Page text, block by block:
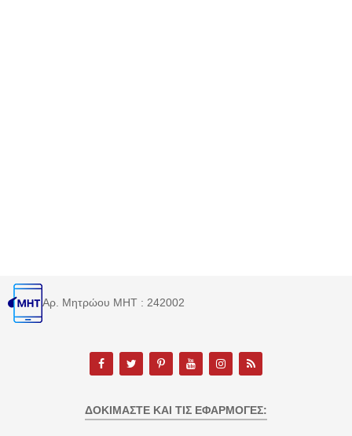
Αρ. Μητρώου MHT : 242002
ΔΟΚΙΜΆΣΤΕ ΚΑΙ ΤΙΣ ΕΦΑΡΜΟΓΈΣ: